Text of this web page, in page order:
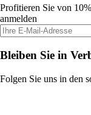
Profitieren Sie von
anmelden
Bleiben Sie in
Folgen Sie uns in den